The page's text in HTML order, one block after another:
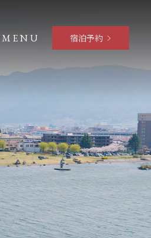
MENU 宿泊予約